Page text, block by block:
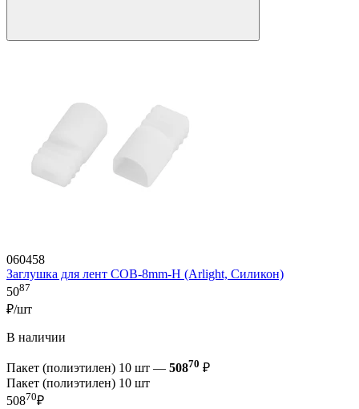
060458
Заглушка для лент COB-8mm-H (Arlight, Силикон)
5087
₽/шт
В наличии
Пакет (полиэтилен) 10 шт — 50870 ₽
Пакет (полиэтилен) 10 шт
50870₽